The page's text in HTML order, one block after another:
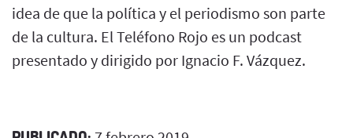
idea de que la política y el periodismo son parte
de la cultura. El Teléfono Rojo es un podcast
presentado y dirigido por Ignacio F. Vázquez.